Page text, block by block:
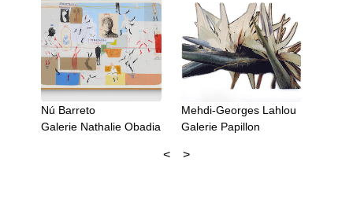
Nú Barreto
Galerie Nathalie Obadia
Mehdi-Georges Lahlou
Galerie Papillon